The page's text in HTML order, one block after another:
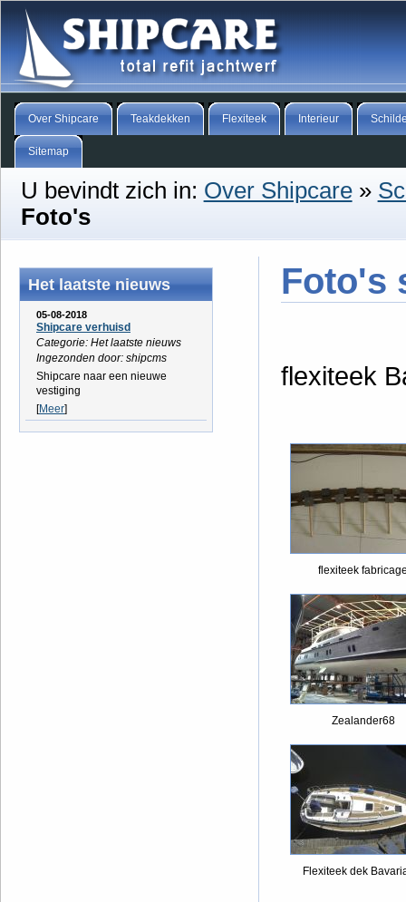
Over Shipcare Teakdekken Flexiteek Interieur
Sitemap
U bevindt zich in: Over Shipcare»
Foto's
Het laatste nieuws
05-08-2018
Shipcare verhuisd
Categorie: Het laatste nieuws
Ingezonden door: shipcms
Shipcare naar een nieuwe
vestiging
[Meer]
Foto's
flexiteek
flexiteek
Zealander68
Flexiteek dek